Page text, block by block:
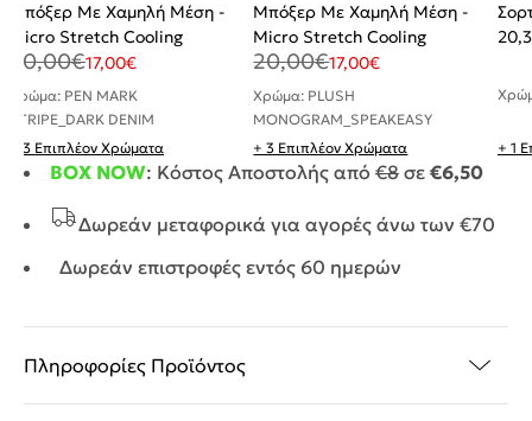
Μπόξερ Με Χαμηλή Μέση -
Micro Stretch Cooling
20,00€17,00€
Χρώμα: PEN MARK
STRIPE_DARK DENIM
+ 3 Επιπλέον Χρώματα
Μπόξερ Με Χαμηλή Μέση -
Micro Stretch Cooling
20,00€17,00€
Χρώμα: PLUSH
MONOGRAM_SPEAKEASY
+ 3 Επιπλέον Χρώματα
+ 1
BOX NOW: Κόστος Αποστολής από €8 σε €6,50
Δωρεάν μεταφορικά για αγορές άνω των €70
Δωρεάν επιστροφές εντός 60 ημερών
Πληροφορίες Προϊόντος